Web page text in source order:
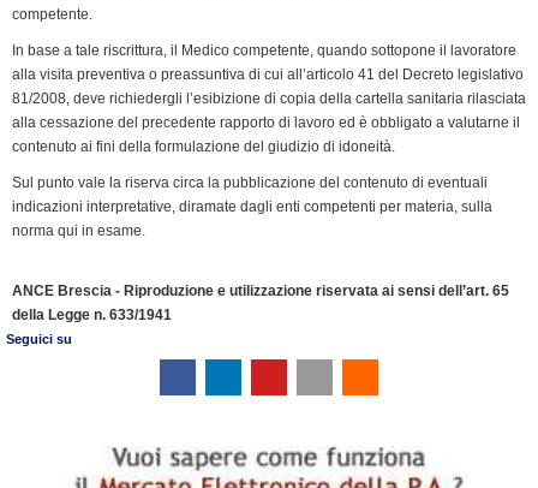
o
o
k
d
I
n
r
p
p
a
m
n
k
r
i
e
n
l
y
competente.
In base a tale riscrittura, il Medico competente, quando sottopone il lavoratore
alla visita preventiva o preassuntiva di cui all’articolo 41 del Decreto legislativo
81/2008, deve richiedergli l’esibizione di copia della cartella sanitaria rilasciata
alla cessazione del precedente rapporto di lavoro ed è obbligato a valutarne il
contenuto ai fini della formulazione del giudizio di idoneità.
Sul punto vale la riserva circa la pubblicazione del contenuto di eventuali
indicazioni interpretative, diramate dagli enti competenti per materia, sulla
norma qui in esame.
ANCE Brescia - Riproduzione e utilizzazione riservata ai sensi dell’art. 65
della Legge n. 633/1941
Seguici su